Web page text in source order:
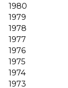
1980
1979
1978
1977
1976
1975
1974
1973